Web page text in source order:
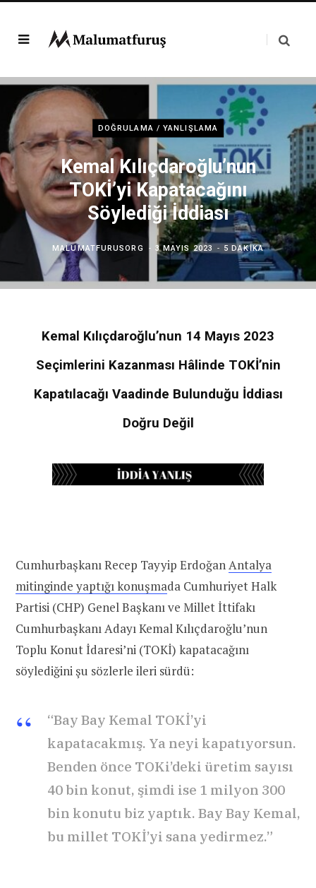
DOĞRULAMA / YANLIŞLAMA
Kemal Kılıçdaroğlu’nun
TOKİ’yi Kapatacağını
Söylediği İddiası
MALUMATFURUSORG 3 MAYIS 2023 5 DAKIKA
Kemal Kılıçdaroğlu’nun 14 Mayıs 2023
Seçimlerini Kazanması Hâlinde TOKİ’nin
Kapatılacağı Vaadinde Bulunduğu İddiası
Doğru Değil
Cumhurbaşkanı Recep Tayyip ErdoğanAntalya
mitinginde yaptığı konuşmada Cumhuriyet Halk
Partisi (CHP) Genel Başkanı ve Millet İttifakı
Cumhurbaşkanı Adayı Kemal Kılıçdaroğlu’nun
Toplu Konut İdaresi’ni (TOKİ) kapatacağını
söylediğini şu sözlerle ileri sürdü:
“Bay Bay Kemal TOKİ’yi
kapatacakmış. Ya neyi kapatıyorsun.
Benden önce TOKi’deki üretim sayısı
40 bin konut, şimdi ise 1 milyon 300
bin konutu biz yaptık. Bay Bay Kemal,
bu millet TOKİ’yi sana yedirmez.”